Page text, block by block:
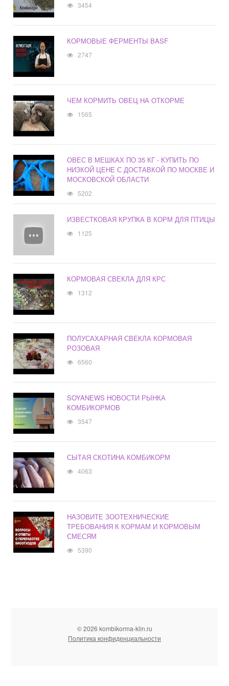
3454
КОРМОВЫЕ ФЕРМЕНТЫ BASF
2747
ЧЕМ КОРМИТЬ ОВЕЦ НА ОТКОРМЕ
1565
ОВЕС В МЕШКАХ ПО 35 КГ - КУПИТЬ ПО
НИЗКОЙ ЦЕНЕ С ДОСТАВКОЙ ПО МОСКВЕ И
МОСКОВСКОЙ ОБЛАСТИ
5202
ИЗВЕСТКОВАЯ КРУПКА В КОРМ ДЛЯ ПТИЦЫ
1125
КОРМОВАЯ СВЕКЛА ДЛЯ КРС
1312
ПОЛУСАХАРНАЯ СВЕКЛА КОРМОВАЯ
РОЗОВАЯ
6560
SOYANEWS НОВОСТИ РЫНКА
КОМБИКОРМОВ
3547
СЫТАЯ СКОТИНА КОМБИКОРМ
4063
НАЗОВИТЕ ЗООТЕХНИЧЕСКИЕ
ТРЕБОВАНИЯ К КОРМАМ И КОРМОВЫМ
СМЕСЯМ
5390
© 2026 kombikorma-klin.ru
Политика конфиденциальности